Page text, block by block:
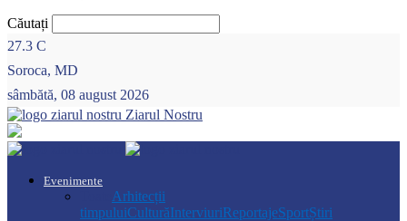
Căutați
27.3 C
Soroca, MD
sâmbătă, 08 august 2026
Ziarul Nostru
Evenimente
Arhitecții
timpuluiCulturăInterviuriReportajeSportȘtiri